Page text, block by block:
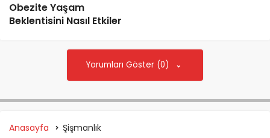
Obezite Yaşam
Beklentisini Nasıl Etkiler
Yorumları Göster (0)
Anasayfa Şişmanlık